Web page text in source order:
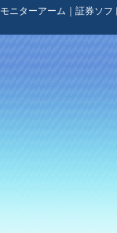
モニターアーム 証券ソフ